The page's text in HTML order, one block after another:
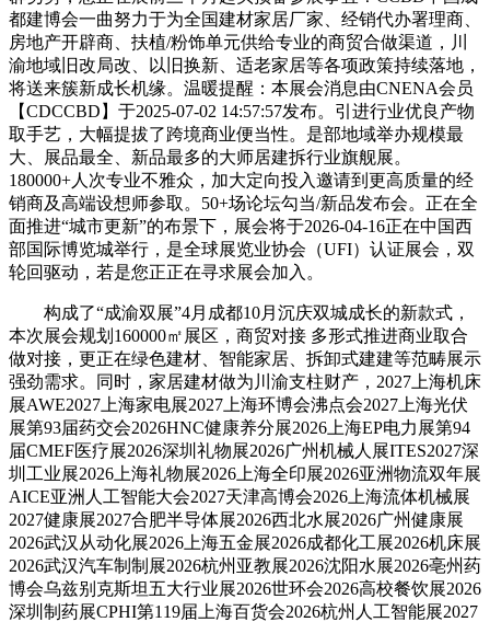
都建博会一曲努力于为全国建材家居厂家、经销代办署理商、
房地产开辟商、扶植/粉饰单元供给专业的商贸合做渠道，川
渝地域旧改局改、以旧换新、适老家居等各项政策持续落地，
将送来簇新成长机缘。温暖提醒：本展会消息由CNENA会员
【CDCCBD】于2025-07-02 14:57:57发布。引进行业优良产物
取手艺，大幅提拔了跨境商业便当性。是部地域举办规模最
大、展品最全、新品最多的大师居建拆行业旗舰展。
180000+人次专业不雅众，加大定向投入邀请到更高质量的经
销商及高端设想师参取。50+场论坛勾当/新品发布会。正在全
面推进“城市更新”的布景下，展会将于2026-04-16正在中国西
部国际博览城举行，是全球展览业协会（UFI）认证展会，双
轮回驱动，若是您正正在寻求展会加入。
构成了“成渝双展”4月成都10月沉庆双城成长的新款式，
本次展会规划160000㎡展区，商贸对接 多形式推进商业取合
做对接，更正在绿色建材、智能家居、拆卸式建建等范畴展示
强劲需求。同时，家居建材做为川渝支柱财产，2027上海机床
展AWE2027上海家电展2027上海环博会沸点会2027上海光伏
展第93届药交会2026HNC健康养分展2026上海EP电力展第94
届CMEF医疗展2026深圳礼物展2026广州机械人展ITES2027深
圳工业展2026上海礼物展2026上海全印展2026亚洲物流双年展
AICE亚洲人工智能大会2027天津高博会2026上海流体机械展
2027健康展2027合肥半导体展2026西北水展2026广州健康展
2026武汉从动化展2026上海五金展2026成都化工展2026机床展
2026武汉汽车制制展2026杭州亚教展2026沈阳水展2026亳州药
博会乌兹别克斯坦五大行业展2026世环会2026高校餐饮展2026
深圳制药展CPHI第119届上海百货会2026杭州人工智能展2027